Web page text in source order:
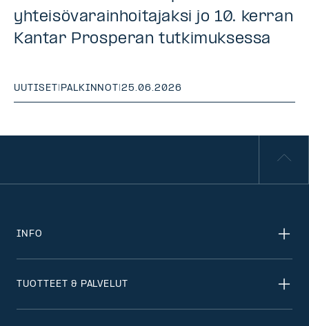
yhteisövarainhoitajaksi jo 10. kerran
Kantar Prosperan tutkimuksessa
UUTISET | PALKINNOT |25.06.2026
INFO
TUOTTEET & PALVELUT